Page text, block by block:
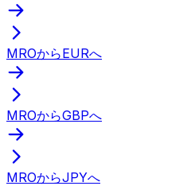
MROからEURへ
MROからGBPへ
MROからJPYへ